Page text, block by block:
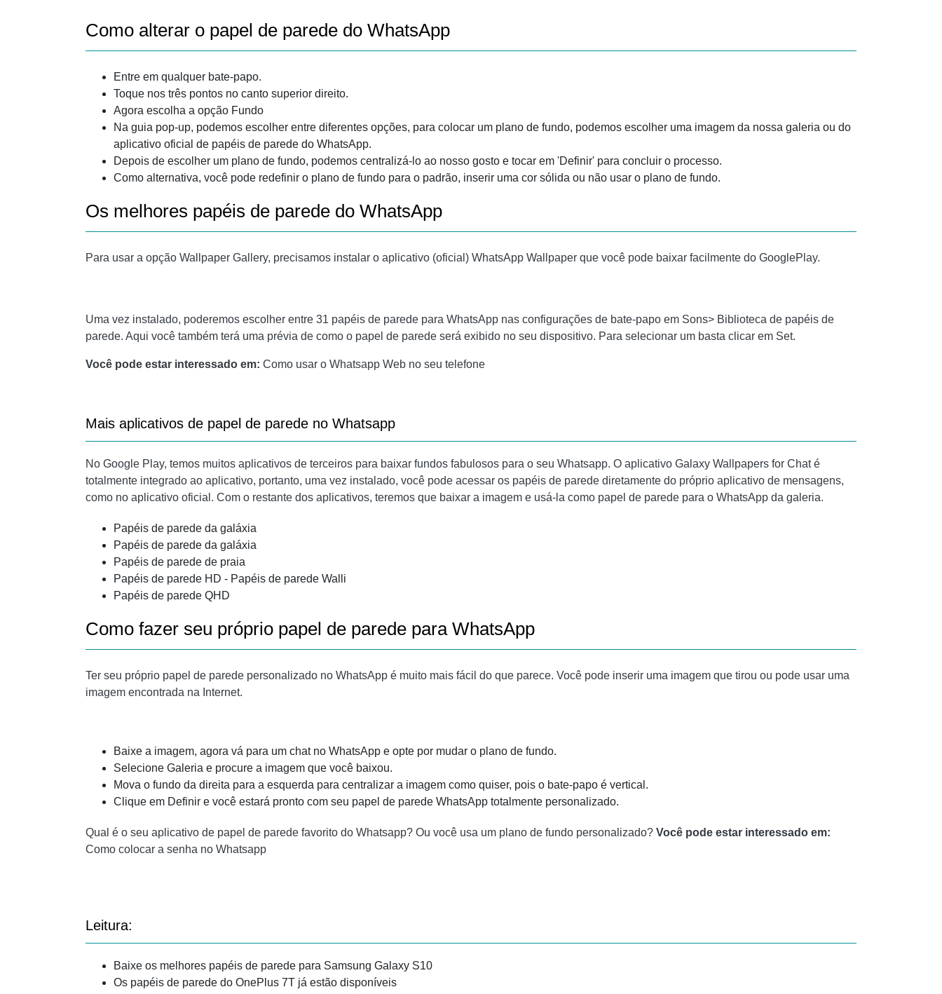
Como alterar o papel de parede do WhatsApp
Entre em qualquer bate-papo.
Toque nos três pontos no canto superior direito.
Agora escolha a opção Fundo
Na guia pop-up, podemos escolher entre diferentes opções, para colocar um plano de fundo, podemos escolher uma imagem da nossa galeria ou do
aplicativo oficial de papéis de parede do WhatsApp.
Depois de escolher um plano de fundo, podemos centralizá-lo ao nosso gosto e tocar em 'Definir' para concluir o processo.
Como alternativa, você pode redefinir o plano de fundo para o padrão, inserir uma cor sólida ou não usar o plano de fundo.
Os melhores papéis de parede do WhatsApp
Para usar a opção Wallpaper Gallery, precisamos instalar o aplicativo (oficial) WhatsApp Wallpaper que você pode baixar facilmente do GooglePlay.
Uma vez instalado, poderemos escolher entre 31 papéis de parede para WhatsApp nas configurações de bate-papo em Sons> Biblioteca de papéis de
parede. Aqui você também terá uma prévia de como o papel de parede será exibido no seu dispositivo. Para selecionar um basta clicar em Set.
Você pode estar interessado em: Como usar o Whatsapp Web no seu telefone
Mais aplicativos de papel de parede no Whatsapp
No Google Play, temos muitos aplicativos de terceiros para baixar fundos fabulosos para o seu Whatsapp. O aplicativo Galaxy Wallpapers for Chat é
totalmente integrado ao aplicativo, portanto, uma vez instalado, você pode acessar os papéis de parede diretamente do próprio aplicativo de mensagens,
como no aplicativo oficial. Com o restante dos aplicativos, teremos que baixar a imagem e usá-la como papel de parede para o WhatsApp da galeria.
Papéis de parede da galáxia
Papéis de parede da galáxia
Papéis de parede de praia
Papéis de parede HD - Papéis de parede Walli
Papéis de parede QHD
Como fazer seu próprio papel de parede para WhatsApp
Ter seu próprio papel de parede personalizado no WhatsApp é muito mais fácil do que parece. Você pode inserir uma imagem que tirou ou pode usar uma
imagem encontrada na Internet.
Baixe a imagem, agora vá para um chat no WhatsApp e opte por mudar o plano de fundo.
Selecione Galeria e procure a imagem que você baixou.
Mova o fundo da direita para a esquerda para centralizar a imagem como quiser, pois o bate-papo é vertical.
Clique em Definir e você estará pronto com seu papel de parede WhatsApp totalmente personalizado.
Qual é o seu aplicativo de papel de parede favorito do Whatsapp? Ou você usa um plano de fundo personalizado? Você pode estar interessado em:
Como colocar a senha no Whatsapp
Leitura:
Baixe os melhores papéis de parede para Samsung Galaxy S10
Os papéis de parede do OnePlus 7T já estão disponíveis